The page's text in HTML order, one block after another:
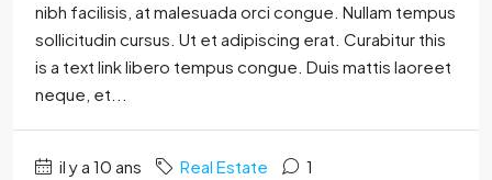
nibh facilisis, at malesuada orci congue. Nullam tempus
sollicitudin cursus. Ut et adipiscing erat. Curabitur this
is a text link libero tempus congue. Duis mattis laoreet
neque, et...
il y a 10 ans Real Estate 1